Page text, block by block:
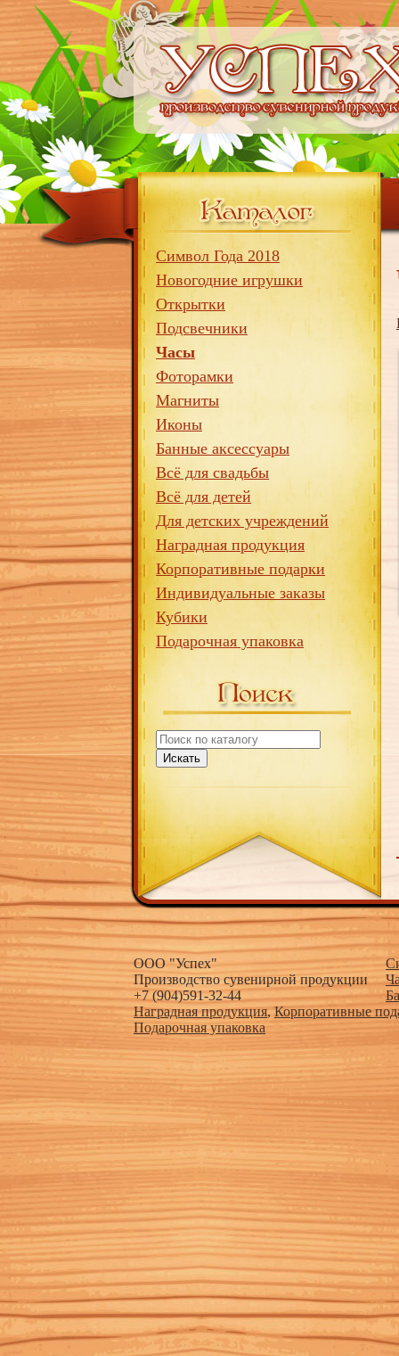
Символ Года 2018
Новогодние игрушки
Открытки
Подсвечники
Часы
Фоторамки
Магниты
Иконы
Банные аксессуары
Всё для свадьбы
Всё для детей
Для детских учреждений
Наградная продукция
Корпоративные подарки
Индивидуальные заказы
Кубики
Подарочная упаковка
Искать
ООО "Успех"
Производство сувенирной продукции
+7 (904)591-32-44
Наградная продукция,Корпоративные
Подарочная упаковка